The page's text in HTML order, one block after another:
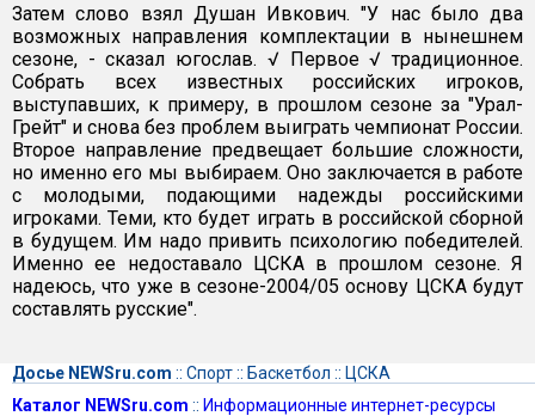
Затем слово взял Душан Ивкович. "У нас было два
возможных направления комплектации в нынешнем
сезоне, - сказал югослав. √ Первое √ традиционное.
Собрать всех известных российских игроков,
выступавших, к примеру, в прошлом сезоне за "Урал-
Грейт" и снова без проблем выиграть чемпионат России.
Второе направление предвещает большие сложности,
но именно его мы выбираем. Оно заключается в работе
с молодыми, подающими надежды российскими
игроками. Теми, кто будет играть в российской сборной
в будущем. Им надо привить психологию победителей.
Именно ее недоставало ЦСКА в прошлом сезоне. Я
надеюсь, что уже в сезоне-2004/05 основу ЦСКА будут
составлять русские".
Досье NEWSru.com :: Спорт:: Баскетбол :: ЦСКА
Каталог NEWSru.com :: Информационные интернет-ресурсы